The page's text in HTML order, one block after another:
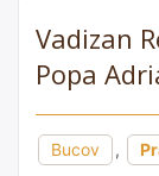
Vadizan
Popa
Bucov ,